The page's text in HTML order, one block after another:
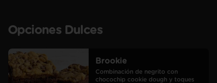
Opciones Dulces
Brookie
Combinación de negrito con
chocochip cookie dough y toques